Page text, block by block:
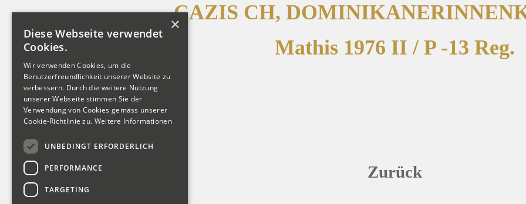
CAZIS CH,
Mathis 1976 II / P -13 Reg.
Zurück
×
Diese Webseite verwendet
Cookies.
Wir verwenden Cookies, um die
Benutzerfreundlichkeit unserer Website zu
verbessern. Durch die weitere Nutzung
unserer Webseite stimmen Sie der
Verwendung von Cookies gemäss unserer
Cookie-Richtlinie zu. Weitere Informationen
UNBEDINGT ERFORDERLICH
PERFORMANCE
TARGETING